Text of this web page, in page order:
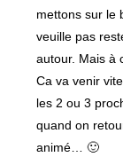
mettons sur le
veuille pas
autour. Mais à
Ca va venir
les 2 ou 3
quand on
animé… 🙂